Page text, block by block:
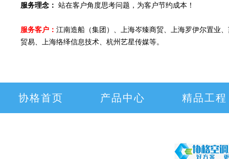
服务理念： 站在客户角度思考问题，为客户节约成本！
服务客户： 江南造船（集团）、上海岑臻商贸、上海罗伊尔置业
贸易、上海络绎信息技术、杭州艺星传媒等。
协格首页 产品中心 精品工程